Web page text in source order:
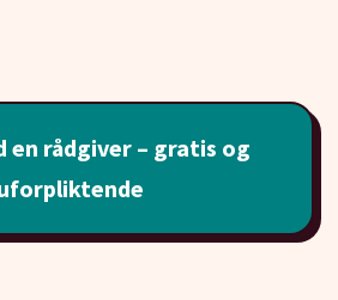
en rådgiver – gratis og